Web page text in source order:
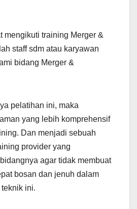
mengikuti training Merger &
staff sdm atau karyawan
bidang Merger &
pelatihan ini, maka
yang lebih komprehensif
Dan menjadi sebuah
provider yang
agar tidak membuat
bosan dan jenuh dalam
ini.